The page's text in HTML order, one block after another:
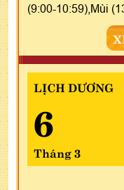
(9:00-10:59),Mùi
LỊCH DƯƠNG
6
Tháng 3